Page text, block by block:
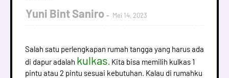
Yuni Bint Saniro Mei 14, 2023
Salah satu perlengkapan rumah tangga yang harus ada
di dapur adalah kulkas. Kita bisa memilih kulkas 1
pintu atau 2 pintu sesuai kebutuhan. Kalau di rumahku